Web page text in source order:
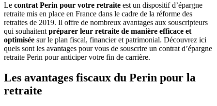
Le contrat Perin pour votre retraite est un dispositif d’épargne
retraite mis en place en France dans le cadre de la réforme des
retraites de 2019. Il offre de nombreux avantages aux souscripteurs
qui souhaitent préparer leur retraite de manière efficace et
optimisée sur le plan fiscal, financier et patrimonial. Découvrez ici
quels sont les avantages pour vous de souscrire un contrat d’épargne
retraite Perin pour anticiper votre fin de carrière.
Les avantages fiscaux du Perin pour la
retraite